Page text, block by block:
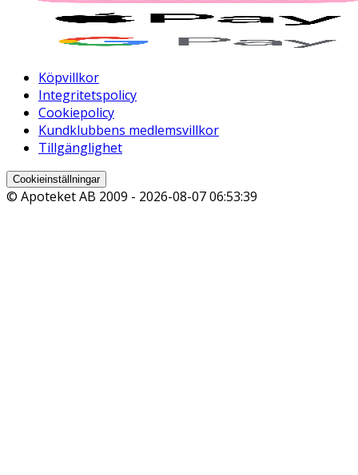
Köpvillkor
Integritetspolicy
Cookiepolicy
Kundklubbens medlemsvillkor
Tillgänglighet
Cookieinställningar
© Apoteket AB 2009 - 2026-08-07 06:53:39